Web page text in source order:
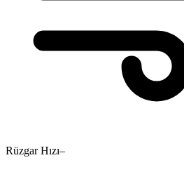
Rüzgar Hızı–